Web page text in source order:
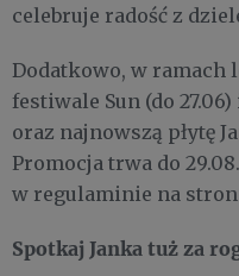
celebruje radość z
Dodatkowo, w ramach
festiwale Sun (do
oraz najnowszą płytę
Promocja trwa do
w regulaminie na
Spotkaj Janka tuż za